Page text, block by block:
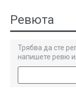
Ревюта
Трябва да сте
напишете ревю